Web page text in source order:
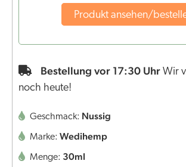
Produkt ansehen/
Bestellung vor 17:30 Uhr Wir
noch heute!
Geschmack: Nussig
Marke: Wedihemp
Menge: 30ml